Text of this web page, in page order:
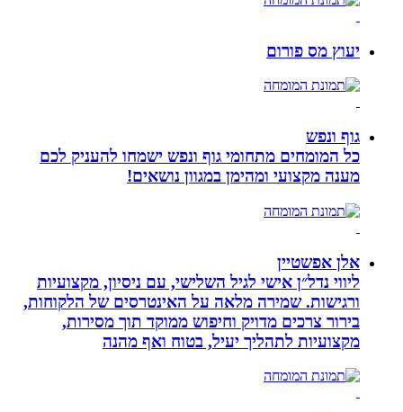
יעוץ מס פורום
גוף ונפש
כל המומחים מתחומי גוף ונפש ישמחו להעניק לכם
מענה מקצועי ומהימן במגוון נושאים!
אלן אפשטיין
ליווי נדל״ן אישי לגיל השלישי, עם ניסיון, מקצועיות
ורגישות. שמירה מלאה על האינטרסים של הלקוחות,
בירור צרכים מדויק וחיפוש ממוקד תוך מסירות,
מקצועיות לתהליך יעיל, בטוח ואף מהנה